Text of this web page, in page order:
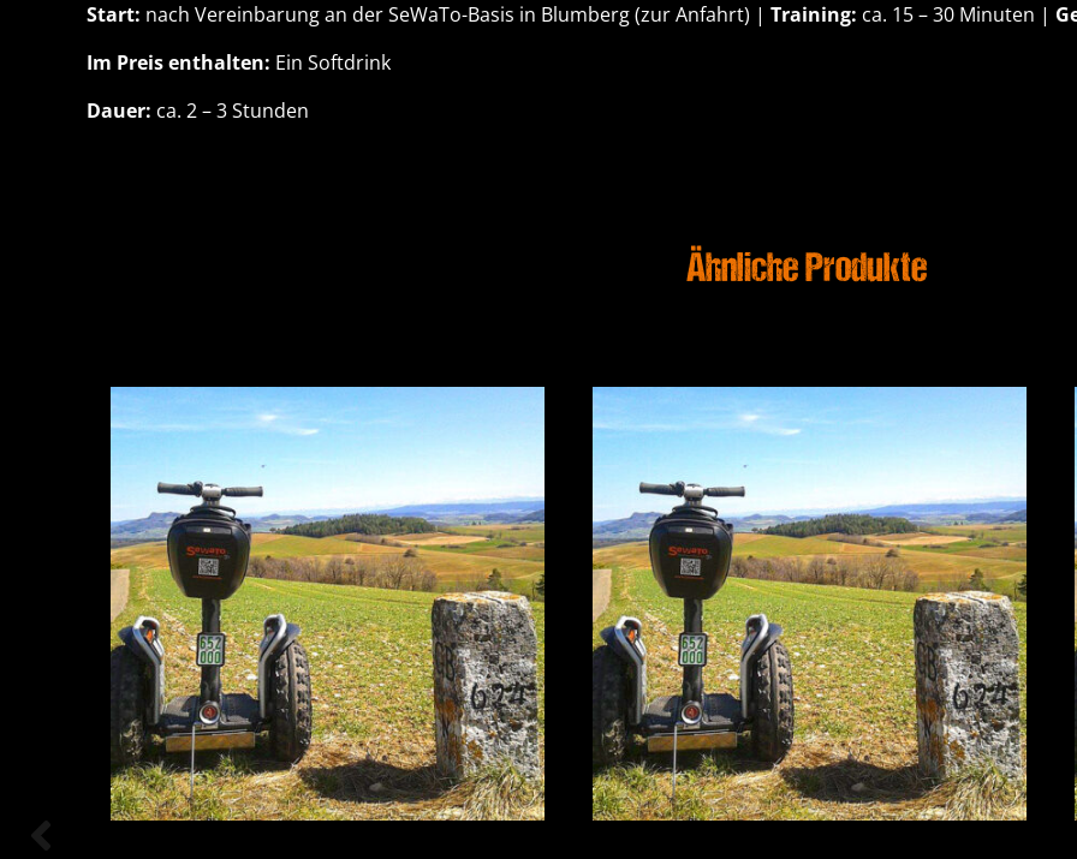
Start: nach Vereinbarung an der SeWaTo-Basis in Blumberg (zur Anfahrt) | Training: ca. 15 – 30 Minuten |
Im Preis enthalten: Ein Softdrink
Dauer: ca. 2 – 3 Stunden
Ähnliche Produkte